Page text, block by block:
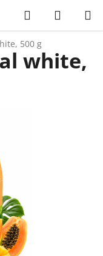
Hľadať
KOŠÍK
500 g
white,